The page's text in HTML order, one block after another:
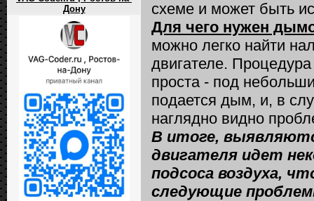
Дону
схеме и может быть
Для чего нужен
можно легко найти
двигателе. Процедура
проста - под
подается дым, и, в
наглядно видно
В итоге,
двигателя идет
подсоса воздуха,
следующие